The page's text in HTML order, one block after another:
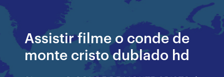
Assistir filme o conde de
monte cristo dublado hd